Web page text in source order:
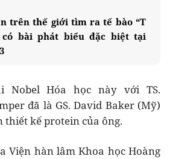
trên thế giới tìm ra tế bào “T
có bài phát biểu đặc biệt tại
Nobel Hóa học này với TS.
đã là GS. David Baker (Mỹ)
kế protein của ông.
Viện hàn lâm Khoa học Hoàng